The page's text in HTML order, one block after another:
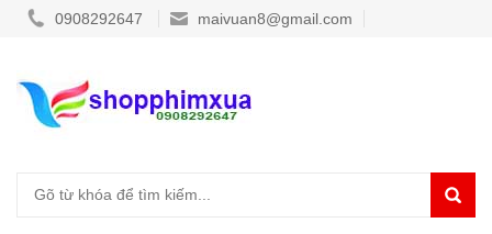
0908292647 maivuan8@gmail.com